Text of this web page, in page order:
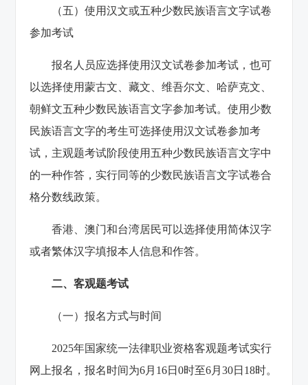
（五）使用汉文或五种少数民族语言文字试卷
参加考试
报名人员应选择使用汉文试卷参加考试，也可
以选择使用蒙古文、藏文、维吾尔文、哈萨克文、
朝鲜文五种少数民族语言文字参加考试。使用少数
民族语言文字的考生可选择使用汉文试卷参加考
试，主观题考试阶段使用五种少数民族语言文字中
的一种作答，实行同等的少数民族语言文字试卷合
格分数线政策。
香港、澳门和台湾居民可以选择使用简体汉字
或者繁体汉字填报本人信息和作答。
二、客观题考试
（一）报名方式与时间
2025年国家统一法律职业资格客观题考试实行
网上报名，报名时间为6月16日0时至6月30日18时。